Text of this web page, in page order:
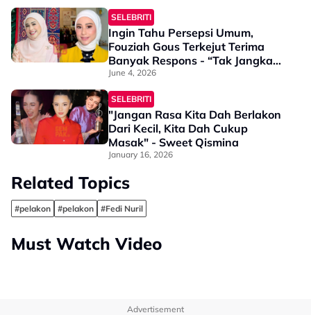
SELEBRITI
Ingin Tahu Persepsi Umum,
Fouziah Gous Terkejut Terima
Banyak Respons - “Tak Jangka
Korang Balas Dengan
Pandangan Saya ‘Artis’ Tapi…”
June 4, 2026
SELEBRITI
"Jangan Rasa Kita Dah Berlakon
Dari Kecil, Kita Dah Cukup
Masak" - Sweet Qismina
January 16, 2026
Related Topics
#pelakon #pelakon #Fedi Nuril
Must Watch Video
Advertisement